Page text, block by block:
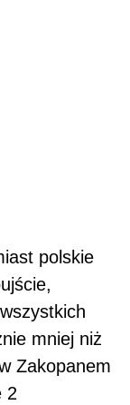
polskie
mniej niż
Zakopanem
2